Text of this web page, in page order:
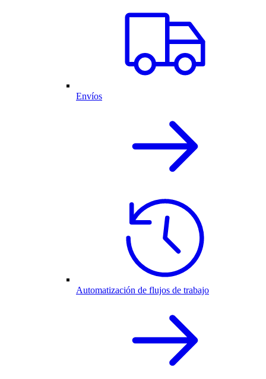
Envíos
Automatización de flujos de trabajo